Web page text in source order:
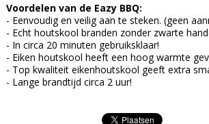
Voordelen van de Eazy BBQ:
- Eenvoudig en veilig aan te steken. (geen
- Echt houtskool branden zonder zwarte
- In circa 20 minuten gebruiksklaar!
- Eiken houtskool heeft een hoog warmte
- Top kwaliteit eikenhoutskool geeft extra
- Lange brandtijd circa 2 uur!